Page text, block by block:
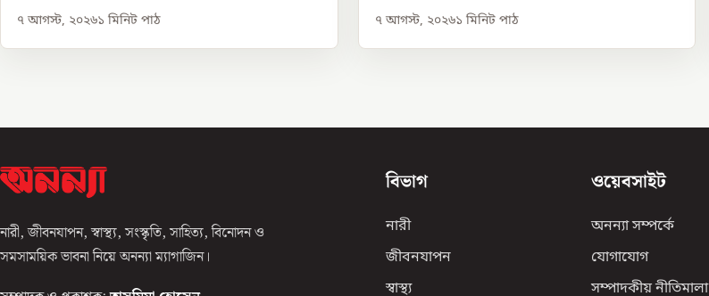
৭ আগস্ট, ২০২৬১ মিনিট পাঠ ৭ আগস্ট, ২০২৬১ মিনিট পাঠ
নারী, জীবনযাপন, স্বাস্থ্য, সংস্কৃতি, সাহিত্য, বিনোদন ও
সমসাময়িক ভাবনা নিয়ে অনন্যা ম্যাগাজিন।
বিভাগ
নারী
জীবনযাপন
স্বাস্থ্য
ওয়েবসাইট
অনন্যা সম্পর্কে
যোগাযোগ
সম্পাদকীয় নীতিমালা